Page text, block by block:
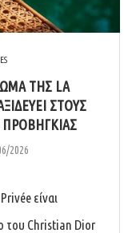
ΤΗΣ LA
ΣΤΟΥΣ
2026
είναι
του Christian Dior